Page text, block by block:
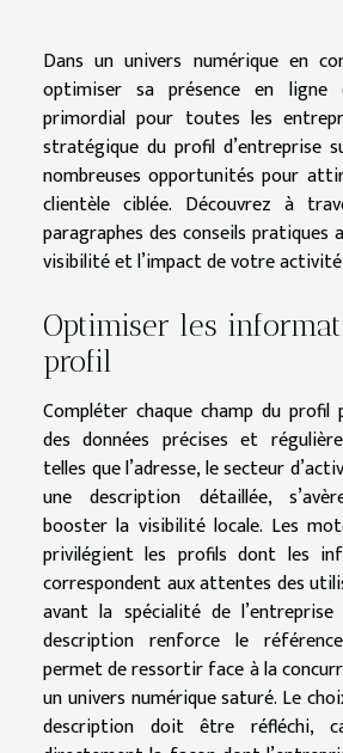
Dans un univers numérique en
optimiser sa présence en ligne
primordial pour toutes les
stratégique du profil d’entreprise
nombreuses opportunités pour
clientèle ciblée. Découvrez à
paragraphes des conseils pratiques
visibilité et l’impact de votre
Optimiser les
profil
Compléter chaque champ du profil
des données précises et
telles que l’adresse, le secteur
une description détaillée,
booster la visibilité locale. Les
privilégient les profils dont les
correspondent aux attentes des
avant la spécialité de
description renforce le
permet de ressortir face à la
un univers numérique saturé. Le
description doit être réfléchi,